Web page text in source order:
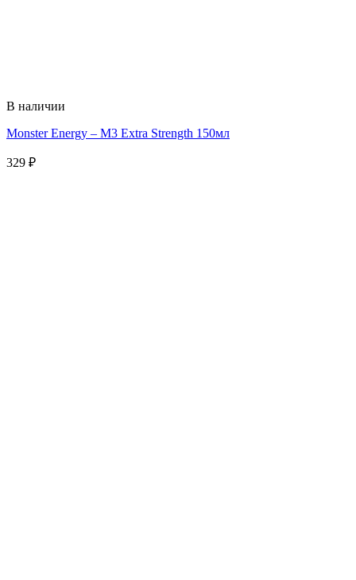
В наличии
Monster Energy – M3 Extra Strength 150мл
329 ₽